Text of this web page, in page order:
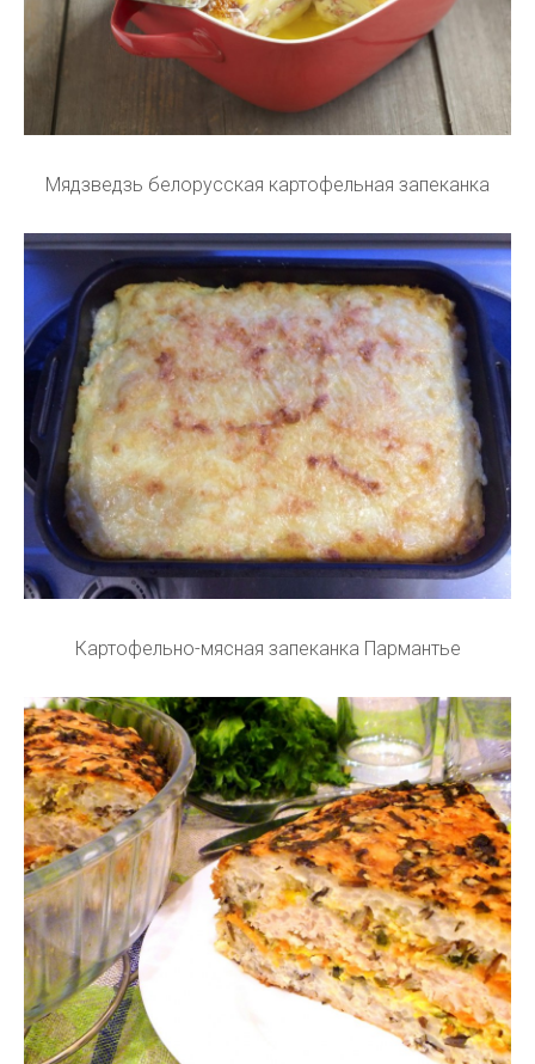
Мядзведзь белорусская картофельная запеканка
Картофельно-мясная запеканка Пармантье